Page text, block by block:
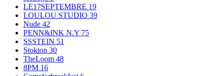
LE17SEPTEMBRE 19
LOULOU STUDIO 39
Nude 42
PENN&INK N.Y 75
SSSTEIN 51
Stokton 30
TheLoom 48
8PM 16